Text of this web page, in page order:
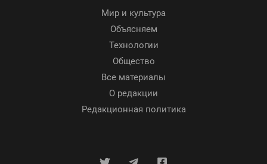
Мир и культура
Объясняем
Технологии
Общество
Все материалы
О редакции
Редакционная политика